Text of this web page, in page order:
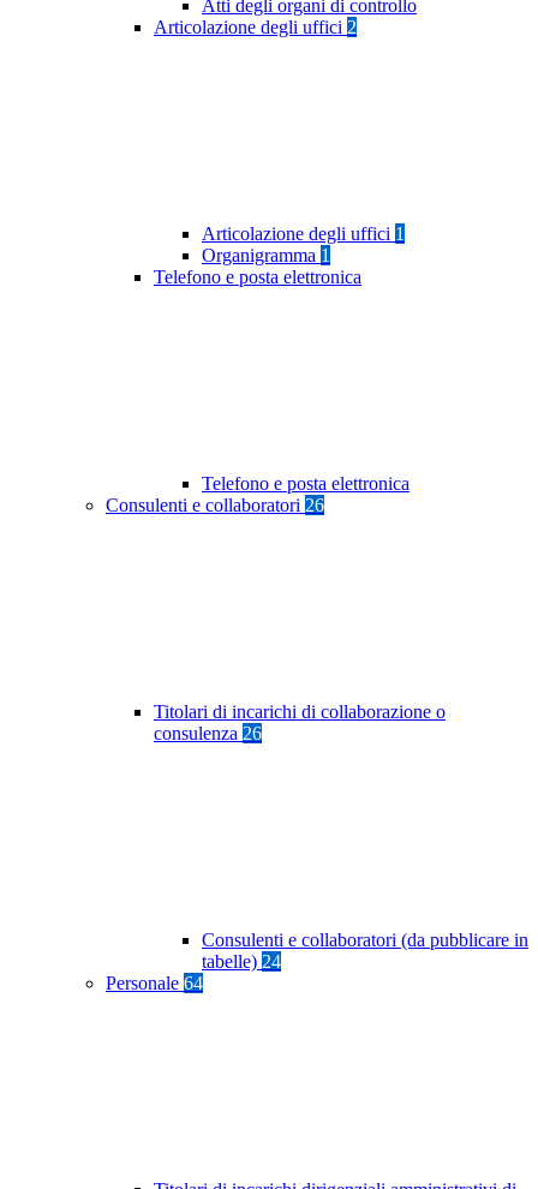
Atti degli organi di controllo
Articolazione degli uffici 2
Articolazione degli uffici 1
Organigramma 1
Telefono e posta elettronica
Telefono e posta elettronica
Consulenti e collaboratori 26
Titolari di incarichi di collaborazione o
consulenza 26
Consulenti e collaboratori (da pubblicare in
tabelle) 24
Personale 64